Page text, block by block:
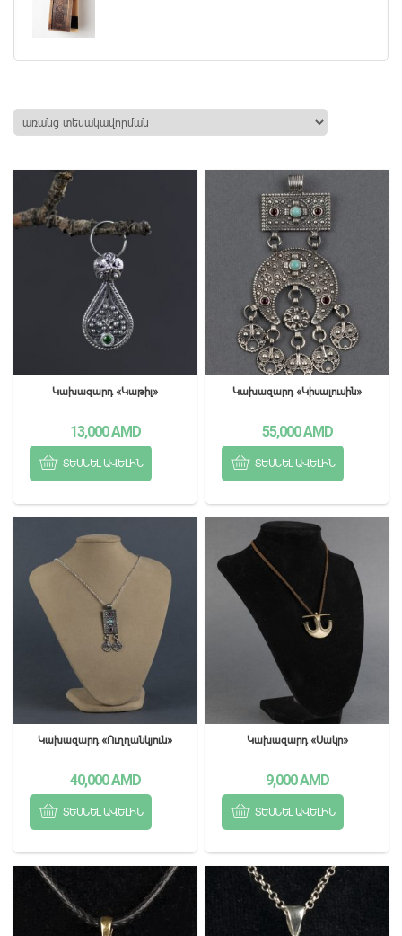
Կախազարդ «Կաթիլ»
13,000AMD
ՏԵՍՆԵԼ ԱՎԵԼԻՆ
Կախազարդ «Կիսալուսին»
55,000AMD
ՏԵՍՆԵԼ ԱՎԵԼԻՆ
Կախազարդ «Ուղղանկյուն»
40,000AMD
ՏԵՍՆԵԼ ԱՎԵԼԻՆ
Կախազարդ «Սակր»
9,000AMD
ՏԵՍՆԵԼ ԱՎԵԼԻՆ